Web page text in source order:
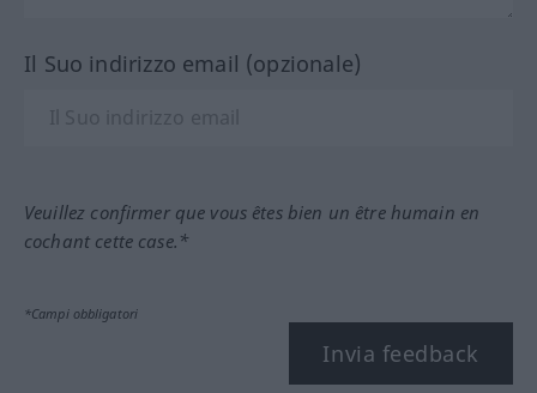
Il Suo indirizzo email (opzionale)
Veuillez confirmer que vous êtes bien un être humain en
cochant cette case.*
*Campi obbligatori
Invia feedback